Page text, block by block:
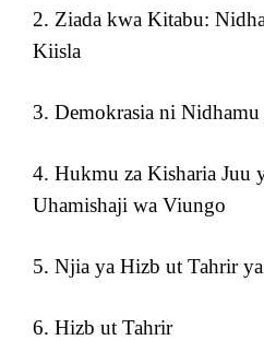
2. Ziada kwa Kitabu:
Kiisla
3. Demokrasia ni
4. Hukmu za Kisharia Juu
Uhamishaji wa Viungo
5. Njia ya Hizb ut Tahrir
6. Hizb ut Tahrir